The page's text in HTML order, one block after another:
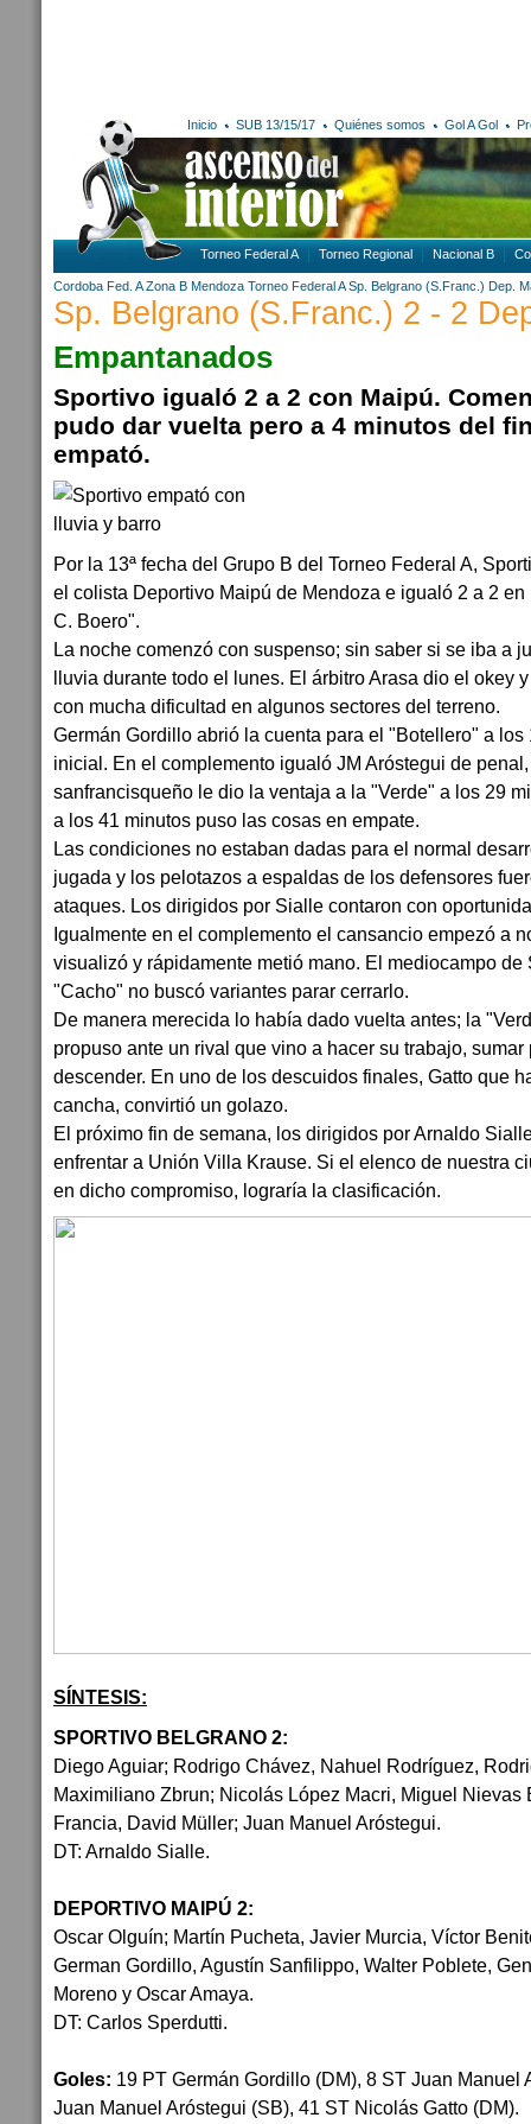
Inicio SUB 13/15/17 Quiénes somos Gol A Gol
Torneo Federal A Torneo Regional Nacional B
Cordoba Fed. A Zona B Mendoza Torneo Federal A Sp. Belgrano (S.Franc.) Dep.
Sp. Belgrano (S.Franc.) 2 - 2
Empantanados
Sportivo igualó 2 a 2 con Maipú.
pudo dar vuelta pero a 4 minutos del
empató.
Por la 13ª fecha del Grupo B del Torneo Federal A,
el colista Deportivo Maipú de Mendoza e igualó 2 a 2
C. Boero".
La noche comenzó con suspenso; sin saber si se iba a
lluvia durante todo el lunes. El árbitro Arasa dio el okey
con mucha dificultad en algunos sectores del terreno.
Germán Gordillo abrió la cuenta para el "Botellero" a los
inicial. En el complemento igualó JM Aróstegui de
sanfrancisqueño le dio la ventaja a la "Verde" a los 29
a los 41 minutos puso las cosas en empate.
Las condiciones no estaban dadas para el normal
jugada y los pelotazos a espaldas de los defensores
ataques. Los dirigidos por Sialle contaron con
Igualmente en el complemento el cansancio empezó a
visualizó y rápidamente metió mano. El mediocampo de
"Cacho" no buscó variantes parar cerrarlo.
De manera merecida lo había dado vuelta antes; la
propuso ante un rival que vino a hacer su trabajo,
descender. En uno de los descuidos finales, Gatto que
cancha, convirtió un golazo.
El próximo fin de semana, los dirigidos por Arnaldo
enfrentar a Unión Villa Krause. Si el elenco de nuestra
en dicho compromiso, lograría la clasificación.
SÍNTESIS:
SPORTIVO BELGRANO 2:
Diego Aguiar; Rodrigo Chávez, Nahuel Rodríguez,
Maximiliano Zbrun; Nicolás López Macri, Miguel Nievas
Francia, David Müller; Juan Manuel Aróstegui.
DT: Arnaldo Sialle.
DEPORTIVO MAIPÚ 2:
Oscar Olguín; Martín Pucheta, Javier Murcia, Víctor
German Gordillo, Agustín Sanfilippo, Walter Poblete,
Moreno y Oscar Amaya.
DT: Carlos Sperdutti.
Goles: 19 PT Germán Gordillo (DM), 8 ST Juan Manuel
Juan Manuel Aróstegui (SB), 41 ST Nicolás Gatto (DM).